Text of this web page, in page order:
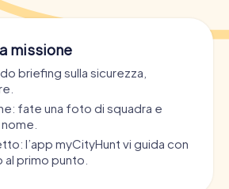
missione
briefing sulla sicurezza,
fate una foto di squadra e
l’app myCityHunt vi guida con
al primo punto.